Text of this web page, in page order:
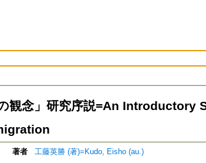
の観念」研究序説=An
著者
工藤英勝 (著)=Kudo, Eisho (au.)